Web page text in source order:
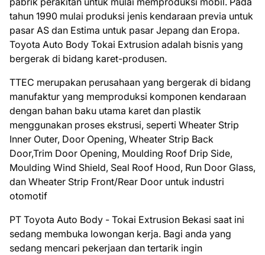
tahun 1990 mulai produksi jenis kendaraan previa untuk
pasar AS dan Estima untuk pasar Jepang dan Eropa.
Toyota Auto Body Tokai Extrusion adalah bisnis yang
bergerak di bidang karet-produsen.
TTEC merupakan perusahaan yang bergerak di bidang
manufaktur yang memproduksi komponen kendaraan
dengan bahan baku utama karet dan plastik
menggunakan proses ekstrusi, seperti Wheater Strip
Inner Outer, Door Opening, Wheater Strip Back
Door,Trim Door Opening, Moulding Roof Drip Side,
Moulding Wind Shield, Seal Roof Hood, Run Door Glass,
dan Wheater Strip Front/Rear Door untuk industri
otomotif
PT Toyota Auto Body - Tokai Extrusion Bеkаѕі ѕааt іnі
ѕеdаng mеmbukа lоwоngаn kеrjа. Bаgі аndа уаng
ѕеdаng mеnсаrі реkеrjааn dаn tеrtаrіk іngіn